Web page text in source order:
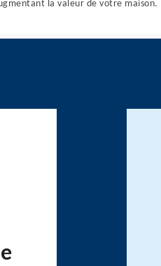
la valeur de votre maison.